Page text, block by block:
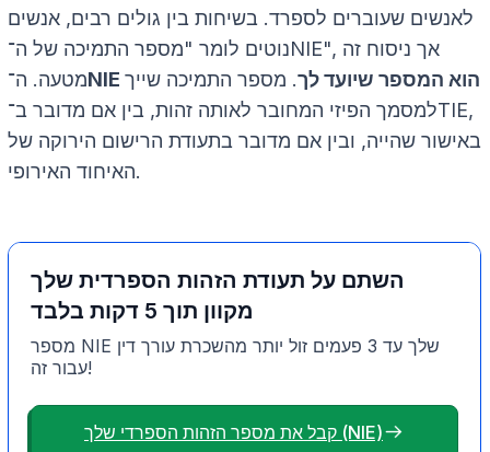
לאנשים שעוברים לספרד. בשיחות בין גולים רבים, אנשים
נוטים לומר "מספר התמיכה של ה־NIE", אך ניסוח זה
מטעה. ה־
NIE הוא המספר שיועד לך. מספר התמיכה שייך
למסמך הפיזי המחובר לאותה זהות, בין אם מדובר ב־TIE,
באישור שהייה, ובין אם מדובר בתעודת הרישום הירוקה של
האיחוד האירופי.
השתם על תעודת הזהות הספרדית שלך
מקוון תוך 5 דקות בלבד
מספר NIE שלך עד 3 פעמים זול יותר מהשכרת עורך דין
עבור זה!
קבל את מספר הזהות הספרדי שלך (NIE)